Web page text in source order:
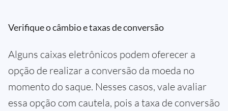
Verifique o câmbio e taxas de conversão
Alguns caixas eletrônicos podem oferecer a
opção de realizar a conversão da moeda no
momento do saque. Nesses casos, vale avaliar
essa opção com cautela, pois a taxa de conversão